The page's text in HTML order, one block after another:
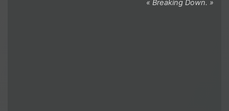
« Breaking Down. »